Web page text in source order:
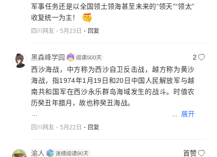
军事任务还是以全国领土领海甚至未来的“领天”“领太”
收复统一为主！
四川网友 5月23日 回复
黑森峰学园
2
西沙海战，中方称为西沙自卫反击战，越方称为黄沙
海战，指1974年1月19日和20日中国人民解放军与越
南共和国军在西沙永乐群岛海域发生的战斗。时值农
历癸丑年腊月，故也称癸丑海战。
中国方面形容西沙海战为中国军民捍卫领土主权，反
重申，越南有充分的法律依据和历史证据来肯定越南
展开
四川网友 5月22日 回复
渝人 首赞